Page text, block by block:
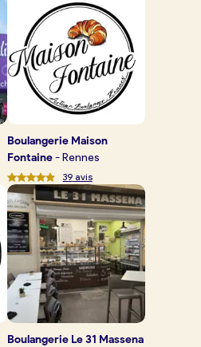
Connexion
Boulangerie Maison
Fontaine-Rennes
39avis
Boulangerie Le 31 Massena